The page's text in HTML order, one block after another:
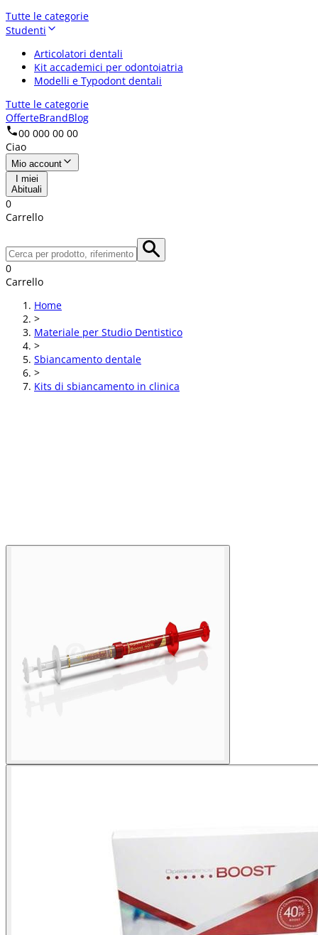
Tutte le categorie
Studenti
Articolatori dentali
Kit accademici per odontoiatria
Modelli e Typodont dentali
Tutte le categorie
OfferteBrandBlog
00 000 00 00
Ciao
Mio account
I miei
Abituali
0
Carrello
0
Carrello
Home
>
Materiale per Studio Dentistico
>
Sbiancamento dentale
>
Kits di sbiancamento in clinica